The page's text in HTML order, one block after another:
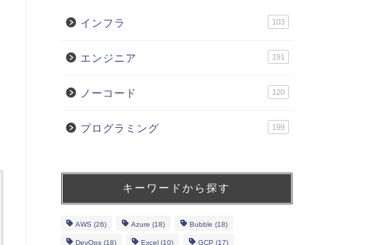
インフラ 103
エンジニア 191
ノーコード 120
プログラミング 199
キーワードから探す
AWS (26) Azure (18) Bubble (18)
DevOps(18) Excel(10) GCP (17)